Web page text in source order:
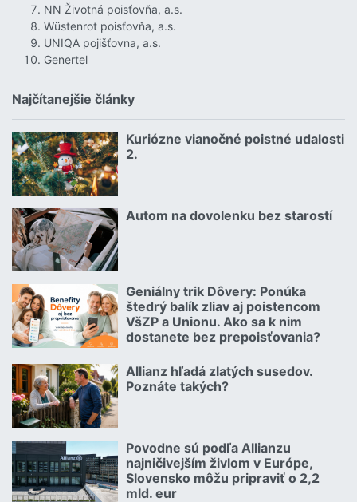
NN Životná poisťovňa, a.s.
Wüstenrot poisťovňa, a.s.
UNIQA pojišťovna, a.s.
Genertel
Najčítanejšie články
Kuriózne vianočné poistné udalosti
2.
18.12.2024 | | redakcia
Autom na dovolenku bez starostí
02.07.2026 |
Geniálny trik Dôvery: Ponúka
štedrý balík zliav aj poistencom
VšZP a Unionu. Ako sa k nim
dostanete bez prepoisťovania?
06.07.2026 | | redakcia
Allianz hľadá zlatých susedov.
Poznáte takých?
08.07.2026 |
Povodne sú podľa Allianzu
najničivejším živlom v Európe,
Slovensko môžu pripraviť o 2,2
mld. eur
23.07.2026 |